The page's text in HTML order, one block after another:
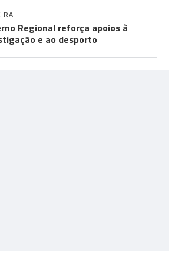
Regional reforça apoios à
e ao desporto